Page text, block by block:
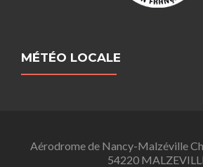
MÉTÉO LOCALE
Aérodrome de Nancy-Malzéville
54220